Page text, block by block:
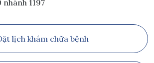
1197
lịch khám chữa bệnh